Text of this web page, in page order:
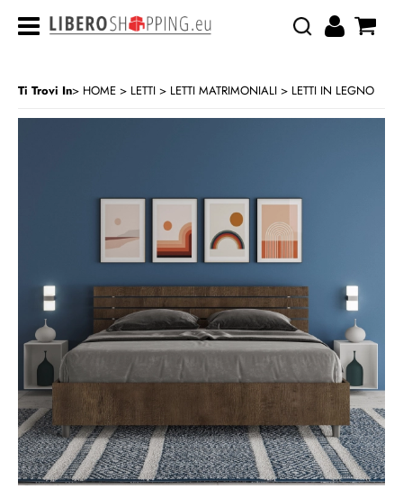
Ti Trovi In HOME LETTI LETTI MATRIMONIALI LETTI IN LEGNO